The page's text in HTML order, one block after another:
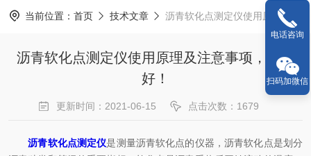
当前位置： 首页 技术文章 沥青软化点测定仪使用原理及注意事项，请收好！
沥青软化点测定仪使用原理及注意事项，请收
好！
更新时间：2021-06-15 点击次数：1679
沥青软化点测定仪是测量沥青软化点的仪器，沥青软化点是划分
电话咨询
扫码加微信